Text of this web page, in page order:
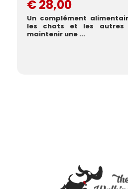
€ 28,00
Un complément
les chats et les autres
maintenir une ...